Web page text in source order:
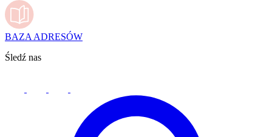
BAZA ADRESÓW
Śledź nas